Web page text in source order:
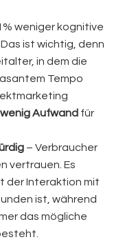
weniger kognitive
ist wichtig, denn
in dem die
Tempo
wenig Aufwand für
– Verbraucher
vertrauen. Es
der Interaktion mit
ist, während
das mögliche